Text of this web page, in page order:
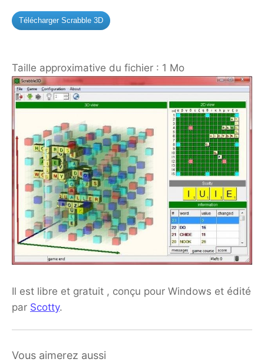
Télécharger Scrabble 3D
Taille approximative du fichier : 1 Mo
Il est libre et gratuit , conçu pour Windows et édité
par Scotty.
Vous aimerez aussi